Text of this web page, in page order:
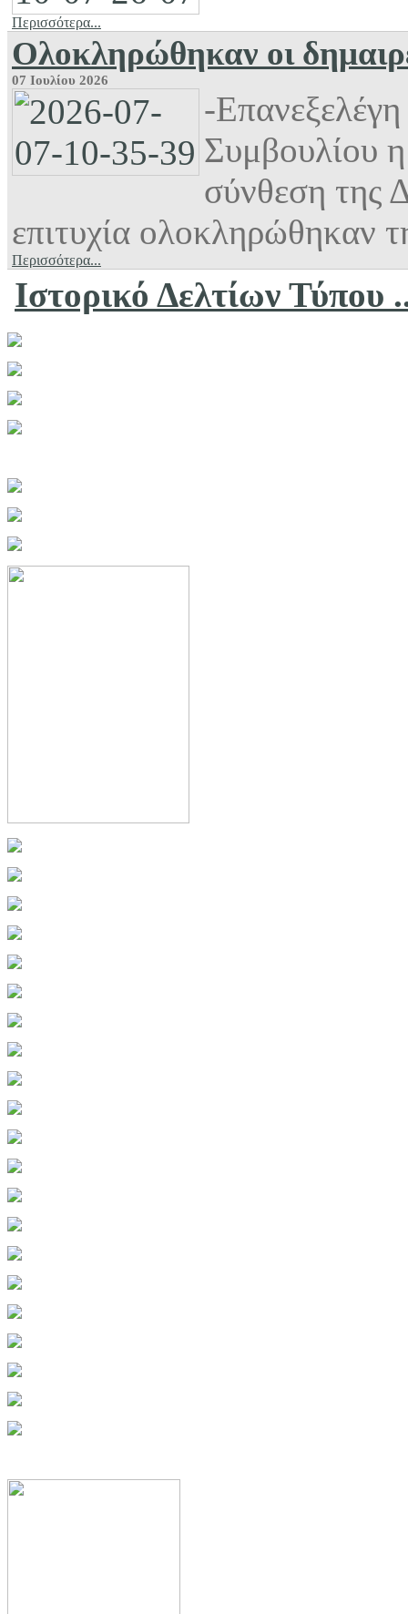
Περισσότερα...
Ολοκληρώθηκαν οι
07 Ιουλίου 2026
-
Συμβουλίου
σύνθεση της
επιτυχία ολοκληρώθηκαν
Περισσότερα...
Ιστορικό Δελτίων Τύπου